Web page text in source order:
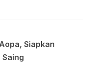
Siapkan